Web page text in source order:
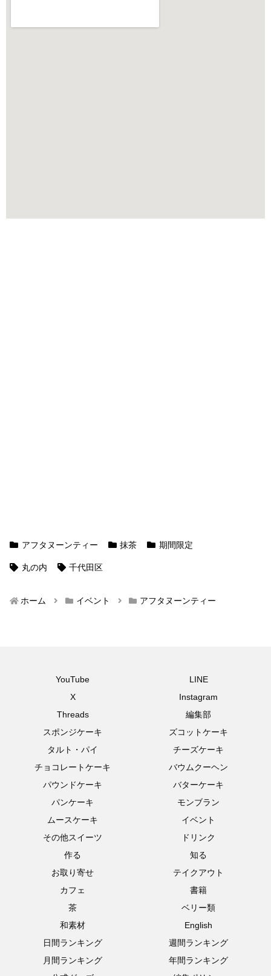
アフタヌーンティー 抹茶 期間限定
丸の内 千代田区
ホーム イベント アフタヌーンティー
YouTube
LINE
X
Instagram
Threads
編集部
スポンジケーキ
ズコットケーキ
タルト・パイ
チーズケーキ
チョコレートケーキ
バウムクーヘン
パウンドケーキ
バターケーキ
パンケーキ
モンブラン
ムースケーキ
イベント
その他スイーツ
ドリンク
作る
知る
お取り寄せ
テイクアウト
カフェ
書籍
茶
ベリー類
和素材
English
日間ランキング
週間ランキング
月間ランキング
年間ランキング